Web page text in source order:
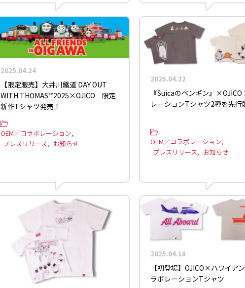
2025.04.24
【限定販売】大井川鐵道 DAY OUT
WITH THOMAS™2025×OJICO 限定
新作Tシャツ発売！
OEM／コラボレーション
プレスリリース
お知らせ
2025.04.22
『Suicaのペンギン』×OJICO
レーションTシャツ2種を先行
OEM／コラボレーション
プレスリリース
お知らせ
2025.04.18
【初登場】OJICO×ハワイア
ラボレーションTシャツ